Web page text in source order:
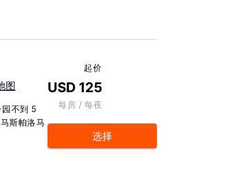
图
不到 5
斯帕洛马
起价
USD 125
每房 / 每夜
选择